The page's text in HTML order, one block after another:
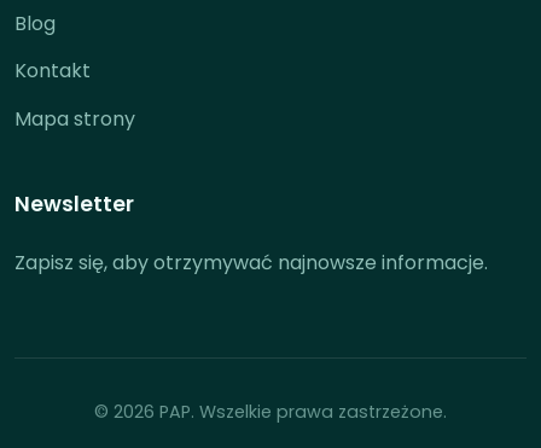
Blog
Kontakt
Mapa strony
Newsletter
Zapisz się, aby otrzymywać najnowsze informacje.
© 2026 PAP. Wszelkie prawa zastrzeżone.